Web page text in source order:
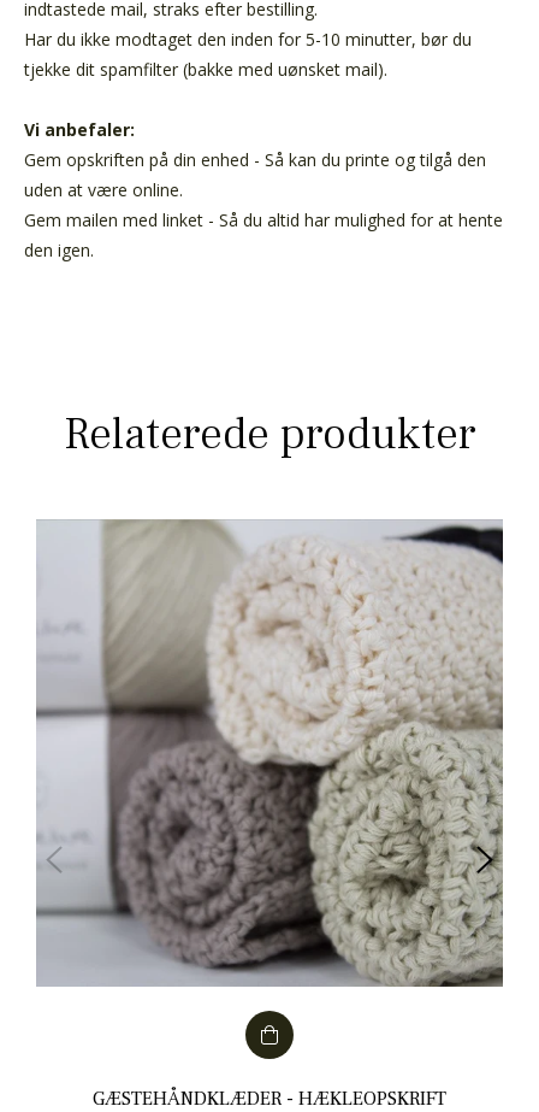
indtastede mail, straks efter bestilling.
Har du ikke modtaget den inden for 5-10 minutter, bør du
tjekke dit spamfilter (bakke med uønsket mail).
Vi anbefaler:
Gem opskriften på din enhed - Så kan du printe og tilgå den
uden at være online.
Gem mailen med linket - Så du altid har mulighed for at hente
den igen.
Relaterede produkter
GÆSTEHÅNDKLÆDER - HÆKLEOPSKRIFT